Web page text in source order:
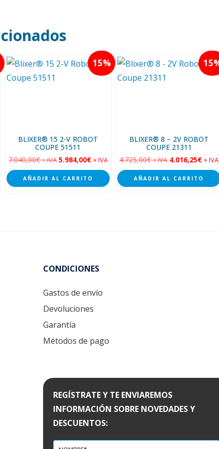
15
BLIXER® 15 2-V ROBOT
COUPE 51511
7.040,00€ + IVA 5.984,00€ + IVA
AÑADIR AL CARRITO
15
BLIXER® 8 – 2V ROBOT
COUPE 21311
4.725,00€ + IVA 4.016,25€ + IVA
AÑADIR AL CARRITO
CONDICIONES
Gastos de envío
Devoluciones
Garantía
Métodos de pago
REGÍSTRATE Y TE ENVIAREMOS
INFORMACIÓN SOBRE NOVEDADES Y
DESCUENTOS: